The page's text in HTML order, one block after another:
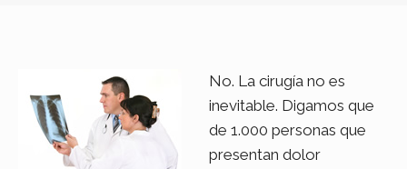
No. La cirugía no es
inevitable. Digamos que
de 1.000 personas que
presentan dolor